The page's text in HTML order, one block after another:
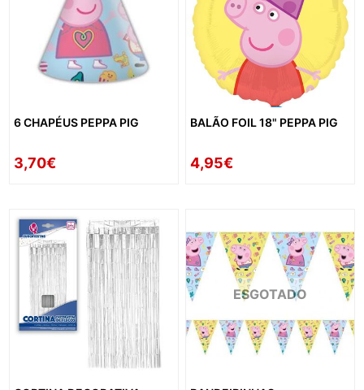
6 CHAPÉUS PEPPA PIG
3,70€
BALÃO FOIL 18" PEPPA PIG
4,95€
ESGOTADO